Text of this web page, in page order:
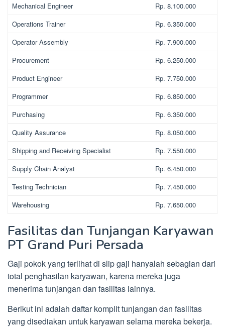
Mechanical Engineer
Rp. 8.100.000
Operations Trainer
Rp. 6.350.000
Operator Assembly
Rp. 7.900.000
Procurement
Rp. 6.250.000
Product Engineer
Rp. 7.750.000
Programmer
Rp. 6.850.000
Purchasing
Rp. 6.350.000
Quality Assurance
Rp. 8.050.000
Shipping and Receiving Specialist
Rp. 7.550.000
Supply Chain Analyst
Rp. 6.450.000
Testing Technician
Rp. 7.450.000
Warehousing
Rp. 7.650.000
Fasilitas dan Tunjangan Karyawan
PT Grand Puri Persada
Gaji pokok yang terlihat di slip gaji hanyalah sebagian dari
total penghasilan karyawan, karena mereka juga
menerima tunjangan dan fasilitas lainnya.
Berikut ini adalah daftar komplit tunjangan dan fasilitas
yang disediakan untuk karyawan selama mereka bekerja.